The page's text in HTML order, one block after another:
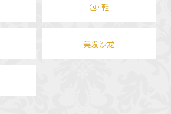
包·鞋
美发沙龙